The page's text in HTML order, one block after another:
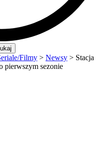
Filmy > Newsy > Stacja
pierwszym sezonie